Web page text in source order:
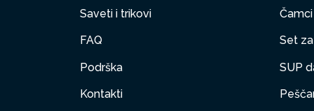
Saveti i trikovi
FAQ
Podrška
Kontakti
Čamci
Set
SUP